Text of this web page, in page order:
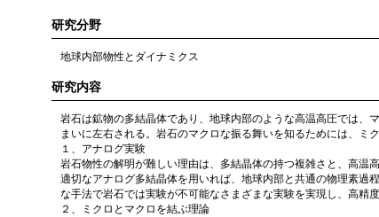
研究分野
地球内部物性とダイナミクス
研究内容
岩石は鉱物の多結晶体であり、地球内部のような高温高圧では、
まいに左右される。岩石のマクロな振る舞いを知るためには、ミ
１、アナログ実験
岩石物性の解明が難しい理由は、多結晶体の持つ複雑さと、高温
適切なアナログ多結晶体を用いれば、地球内部と共通の物理素過
な手法で岩石では実験が不可能なさまざまな実験を実現し、高精
２、ミクロとマクロを結ぶ理論